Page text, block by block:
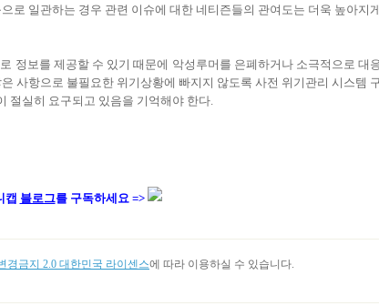
로 일관하는 경우 관련 이슈에 대한 네티즌들의 관여도는 더욱 높아지게
정보를 제공할 수 있기 때문에 악성루머를 은폐하거나 소극적으로 대
사항으로 불필요한 위기상황에 빠지지 않도록 사전 위기관리 시스템
절실히 요구되고 있음을 기억해야 한다.
캡 블로그를 구독하세요 =>
경금지 2.0 대한민국 라이센스에 따라 이용하실 수 있습니다.